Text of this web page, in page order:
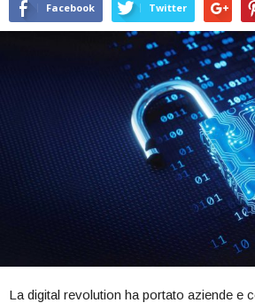
Facebook Twitter
La digital revolution ha portato aziende e